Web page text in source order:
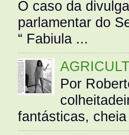
O caso da
parlamentar do
“ Fabiula ...
Por
fantásticas,